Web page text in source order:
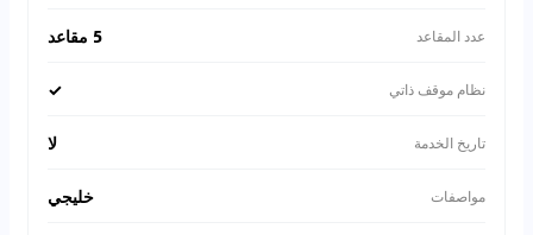
عدد المقاعد 5 مقاعد
نظام موقف ذاتي ✓
تاريخ الخدمة لا
مواصفات خليجي